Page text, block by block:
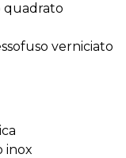
quadrato
verniciato
inox